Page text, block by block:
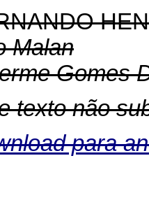
Malan
Gomes
texto não
para